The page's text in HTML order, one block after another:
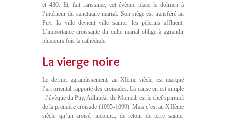
et 430. Et, fait rarissime, cet évêque place le dolmen à
l’intérieur du sanctuaire marial. Son siège est transféré au
Puy, la ville devient ville sainte, les pèlerins affluent.
L’importance croissante du culte marial oblige à agrandir
plusieurs fois la cathédrale.
La vierge noire
Le dernier agrandissement, au XIème siècle, est marqué
l’art oriental rapporté des croisades. La cause en est simple
: l’évêque du Puy, Adhméar de Monteil, est le chef spirituel
de la première croisade (1095-1099). Mais c’est au XIIème
siècle qu’un croisé, inconnu, de retour de terre sainte,